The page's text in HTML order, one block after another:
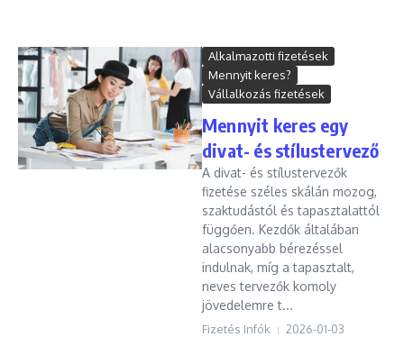
Alkalmazotti fizetések
Mennyit keres?
Vállalkozás fizetések
Mennyit keres egy
divat- és stílustervező
A divat- és stílustervezők
fizetése széles skálán mozog,
szaktudástól és tapasztalattól
függően. Kezdők általában
alacsonyabb bérezéssel
indulnak, míg a tapasztalt,
neves tervezők komoly
jövedelemre t...
Fizetés Infók 2026-01-03